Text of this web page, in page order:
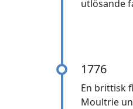
utlösande
1776
En brittisk
Moultrie